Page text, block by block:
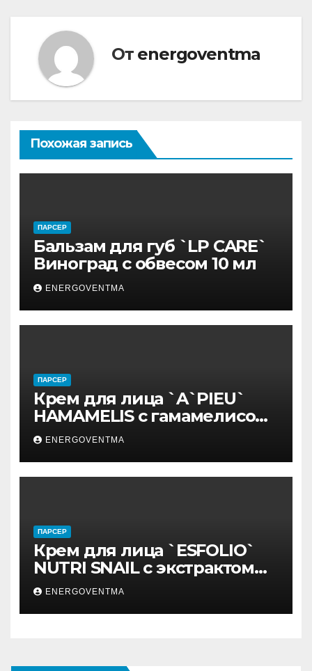
От energoventma
Похожая запись
ПАРСЕР
Бальзам для губ `LP CARE`
Виноград с обвесом 10 мл
ENERGOVENTMA
ПАРСЕР
Крем для лица `A`PIEU`
HAMAMELIS с гамамелисом
50 мл
ENERGOVENTMA
ПАРСЕР
Крем для лица `ESFOLIO`
NUTRI SNAIL с экстрактом
муцина улитки 200 мл
ENERGOVENTMA